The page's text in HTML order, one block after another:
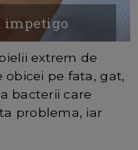
impetigo
extrem de
obicei pe fata, gat,
bacterii care
problema, iar